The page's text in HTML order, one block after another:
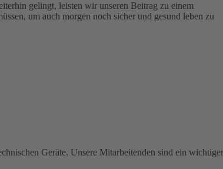
gelingt, leisten wir unseren Beitrag zu einem
um auch morgen noch sicher und gesund leben zu
Geräte. Unsere Mitarbeitenden sind ein wichtiger